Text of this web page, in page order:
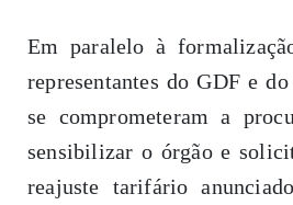
Em paralelo à
representantes do GDF e
se comprometeram a
sensibilizar o órgão e
reajuste tarifário